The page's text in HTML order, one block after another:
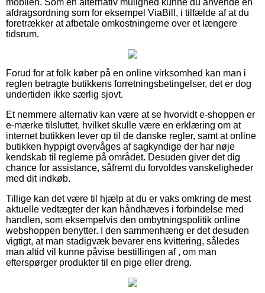
mobilen. Som en alternativ mulighed kunne du anvende en
afdragsordning som for eksempel ViaBill, i tilfælde af at du
foretrækker at afbetale omkostningerne over et længere
tidsrum.
Forud for at folk køber på en online virksomhed kan man i
reglen betragte butikkens forretningsbetingelser, det er dog
undertiden ikke særlig sjovt.
Et nemmere alternativ kan være at se hvorvidt e-shoppen er
e-mærke tilsluttet, hvilket skulle være en erklæring om at
internet butikken lever op til de danske regler, samt at online
butikken hyppigt overvåges af sagkyndige der har nøje
kendskab til reglerne på området. Desuden giver det dig
chance for assistance, såfremt du forvoldes vanskeligheder
med dit indkøb.
Tillige kan det være til hjælp at du er vaks omkring de mest
aktuelle vedtægter der kan håndhæves i forbindelse med
handlen, som eksempelvis den ombytningspolitik online
webshoppen benytter. I den sammenhæng er det desuden
vigtigt, at man stadigvæk bevarer ens kvittering, således
man altid vil kunne påvise bestillingen af , om man
efterspørger produkter til en pige eller dreng.